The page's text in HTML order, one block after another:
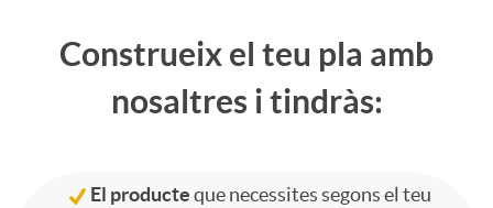
Construeix el teu pla amb
nosaltres i tindràs:
El producteque necessites segons el teu